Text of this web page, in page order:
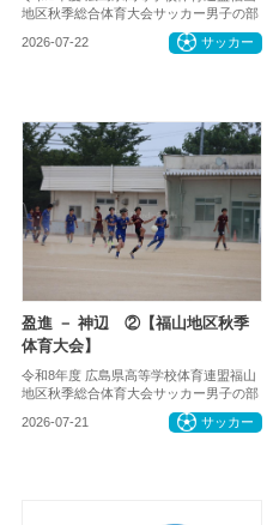
地区秋季総合体育大会サッカー男子の部
2026-07-22 サッカー
盈進 － 神辺 ②【福山地区秋季
体育大会】
令和8年度 広島県高等学校体育連盟福山
地区秋季総合体育大会サッカー男子の部
2026-07-21 サッカー